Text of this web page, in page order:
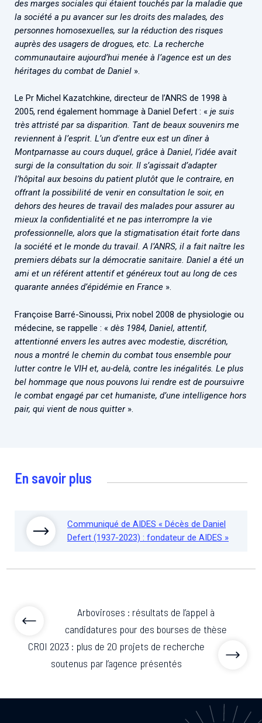
des marges sociales qui étaient touchés par la maladie que
la société a pu avancer sur les droits des malades, des
personnes homosexuelles, sur la réduction des risques
auprès des usagers de drogues, etc. La recherche
communautaire aujourd’hui menée à l’agence est un des
héritages du combat de Daniel ».
Le Pr Michel Kazatchkine, directeur de l’ANRS de 1998 à
2005, rend également hommage à Daniel Defert : « je suis
très attristé par sa disparition. Tant de beaux souvenirs me
reviennent à l’esprit. L’un d’entre eux est un dîner à
Montparnasse au cours duquel, grâce à Daniel, l’idée avait
surgi de la consultation du soir. Il s’agissait d’adapter
l’hôpital aux besoins du patient plutôt que le contraire, en
offrant la possibilité de venir en consultation le soir, en
dehors des heures de travail des malades pour assurer au
mieux la confidentialité et ne pas interrompre la vie
professionnelle, alors que la stigmatisation était forte dans
la société et le monde du travail. A l’ANRS, il a fait naître les
premiers débats sur la démocratie sanitaire. Daniel a été un
ami et un référent attentif et généreux tout au long de ces
quarante années d’épidémie en France ».
Françoise Barré-Sinoussi, Prix nobel 2008 de physiologie ou
médecine, se rappelle : « dès 1984, Daniel, attentif,
attentionné envers les autres avec modestie, discrétion,
nous a montré le chemin du combat tous ensemble pour
lutter contre le VIH et, au-delà, contre les inégalités. Le plus
bel hommage que nous pouvons lui rendre est de poursuivre
le combat engagé par cet humaniste, d’une intelligence hors
pair, qui vient de nous quitter».
En savoir plus
Communiqué de AIDES « Décès de Daniel
Defert (1937-2023) : fondateur de AIDES »
Arboviroses : résultats de l’appel à
candidatures pour des bourses de thèse
CROI 2023 : plus de 20 projets de recherche
soutenus par l’agence présentés